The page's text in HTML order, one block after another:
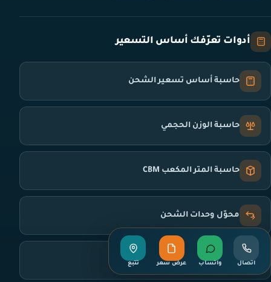
أدوات تعرّفك أساس التسعير
حاسبة أساس تسعير الشحن
حاسبة الوزن الحجمي
حاسبة المتر المكعب CBM
محوّل وحدات الشحن
مقارنة طرق الشحناتصال واتساب عرض سعر تتبع